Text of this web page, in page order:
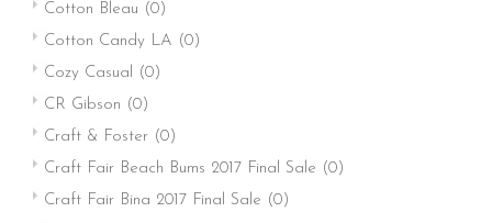
Cotton Bleau (0)
Cotton Candy LA (0)
Cozy Casual (0)
CR Gibson (0)
Craft & Foster (0)
Craft Fair Beach Bums 2017 Final Sale (0)
Craft Fair Bina 2017 Final Sale (0)